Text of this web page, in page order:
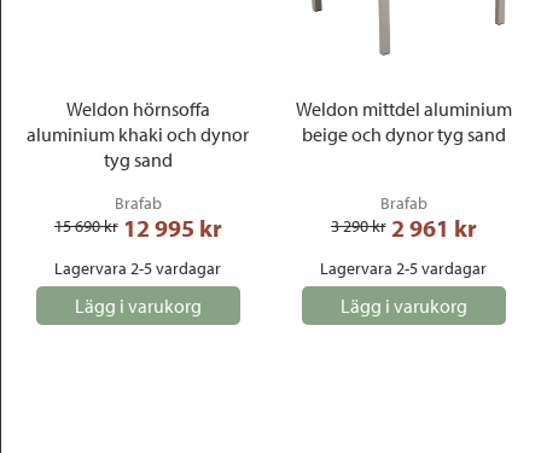
Weldon hörnsoffa
aluminium khaki och dynor
tyg sand
Brafab
15 690 kr 12 995 kr
Lagervara 2-5 vardagar
Lägg i varukorg
Weldon mittdel aluminium
beige och dynor tyg sand
Brafab
3 290 kr 2 961 kr
Lagervara 2-5 vardagar
Lägg i varukorg